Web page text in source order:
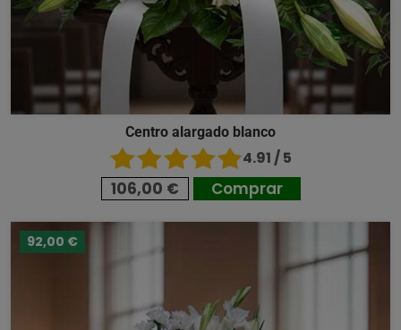
Centro alargado blanco
4.91 / 5
106,00 € Comprar
92,00 €